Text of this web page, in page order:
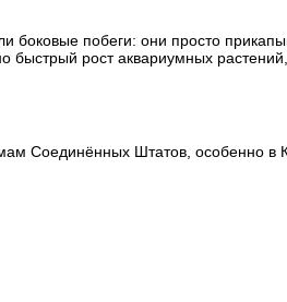
боковые побеги: они просто
рост аквариумных
Соединённых Штатов, особенно в